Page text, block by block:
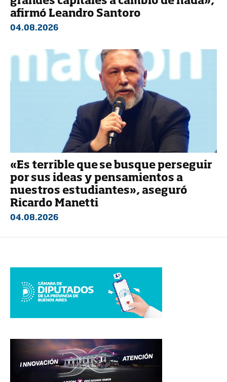
afirmó Leandro Santoro
04.08.2026
«Es terrible que se busque perseguir
por sus ideas y pensamientos a
nuestros estudiantes», aseguró
Ricardo Manetti
04.08.2026